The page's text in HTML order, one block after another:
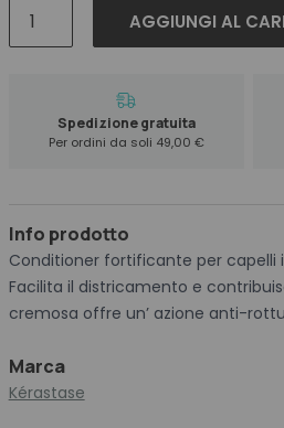
Genesis
AGGIUNGI AL
Spedizione gratuita
Per ordini da soli 49,00 €
Info prodotto
Conditioner fortificante per capelli
Facilita il districamento e
cremosa offre un’ azione anti-
Marca
Kérastase